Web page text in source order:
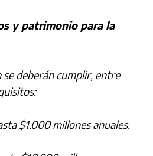
y patrimonio para la
deberán cumplir, entre
$1.000 millones anuales.